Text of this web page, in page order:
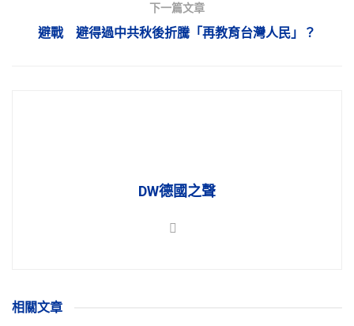
下一篇文章
避戰 避得過中共秋後折騰「再教育台灣人民」？
DW德國之聲
相關文章